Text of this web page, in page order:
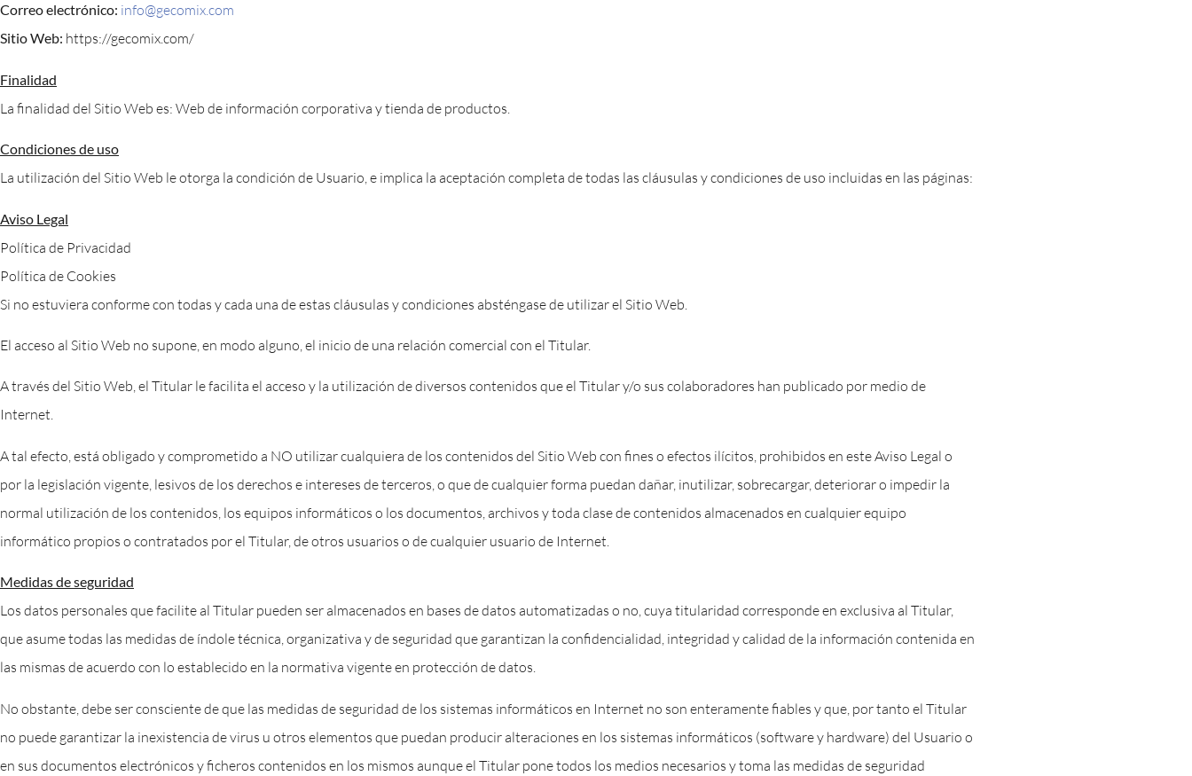
Correo electrónico: info@gecomix.com
Sitio Web: https://gecomix.com/
Finalidad
La finalidad del Sitio Web es: Web de información corporativa y tienda de productos.
Condiciones de uso
La utilización del Sitio Web le otorga la condición de Usuario, e implica la aceptación completa de todas las cláusulas y condiciones de uso incluidas en las páginas:
Aviso Legal
Política de Privacidad
Política de Cookies
Si no estuviera conforme con todas y cada una de estas cláusulas y condiciones absténgase de utilizar el Sitio Web.
El acceso al Sitio Web no supone, en modo alguno, el inicio de una relación comercial con el Titular.
A través del Sitio Web, el Titular le facilita el acceso y la utilización de diversos contenidos que el Titular y/o sus colaboradores han publicado por medio de
Internet.
A tal efecto, está obligado y comprometido a NO utilizar cualquiera de los contenidos del Sitio Web con fines o efectos ilícitos, prohibidos en este Aviso Legal o
por la legislación vigente, lesivos de los derechos e intereses de terceros, o que de cualquier forma puedan dañar, inutilizar, sobrecargar, deteriorar o impedir la
normal utilización de los contenidos, los equipos informáticos o los documentos, archivos y toda clase de contenidos almacenados en cualquier equipo
informático propios o contratados por el Titular, de otros usuarios o de cualquier usuario de Internet.
Medidas de seguridad
Los datos personales que facilite al Titular pueden ser almacenados en bases de datos automatizadas o no, cuya titularidad corresponde en exclusiva al Titular,
que asume todas las medidas de índole técnica, organizativa y de seguridad que garantizan la confidencialidad, integridad y calidad de la información contenida en
las mismas de acuerdo con lo establecido en la normativa vigente en protección de datos.
No obstante, debe ser consciente de que las medidas de seguridad de los sistemas informáticos en Internet no son enteramente fiables y que, por tanto el Titular
no puede garantizar la inexistencia de virus u otros elementos que puedan producir alteraciones en los sistemas informáticos (software y hardware) del Usuario o
en sus documentos electrónicos y ficheros contenidos en los mismos aunque el Titular pone todos los medios necesarios y toma las medidas de seguridad